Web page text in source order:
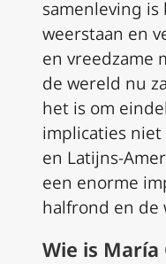
samenleving
weerstaan en
en vreedzame
de wereld nu
het is om
implicaties niet
en Latijns-
een enorme
halfrond en de
Wie is María